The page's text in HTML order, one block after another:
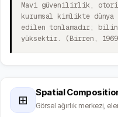
Mavi güvenilirlik,
kurumsal kimlikte
edilen tonlamadır;
yüksektir. (Birren,
⊞
Spatial
Görsel ağırlık merkezi,